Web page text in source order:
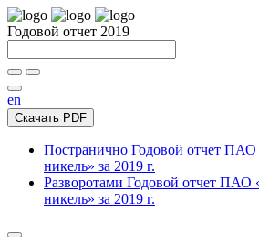
Годовой отчет 2019
en
Скачать PDF
Постранично Годовой отчет
никель» за 2019 г.
Разворотами Годовой отчет
никель» за 2019 г.